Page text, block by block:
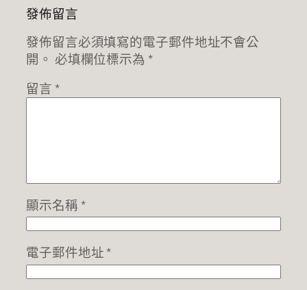
發佈留言
發佈留言必須填寫的電子郵件地址不會公
開。 必填欄位標示為 *
留言 *
顯示名稱 *
電子郵件地址*